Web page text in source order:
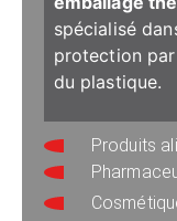
spécialisé
protection
du plastique.
Produits